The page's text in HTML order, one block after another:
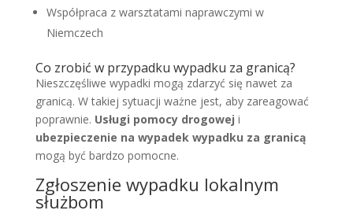
Współpraca z warsztatami naprawczymi w
Niemczech
Co zrobić w przypadku wypadku za granicą?
Nieszczęśliwe wypadki mogą zdarzyć się nawet za
granicą. W takiej sytuacji ważne jest, aby zareagować
poprawnie. Usługi pomocy drogowej i
ubezpieczenie na wypadek wypadku za granicą
mogą być bardzo pomocne.
Zgłoszenie wypadku lokalnym
służbom